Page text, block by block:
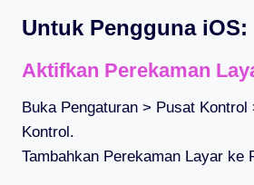
Untuk Pengguna iOS:
Aktifkan Perekaman
Buka Pengaturan > Pusat Kontrol
Kontrol.
Tambahkan Perekaman Layar ke